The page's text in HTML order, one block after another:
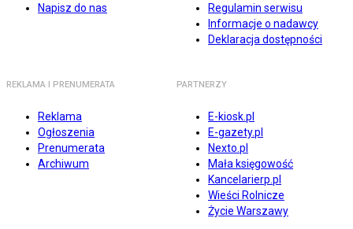
Napisz do nas
Regulamin serwisu
Informacje o nadawcy
Deklaracja dostępności
REKLAMA I PRENUMERATA
Reklama
Ogłoszenia
Prenumerata
Archiwum
PARTNERZY
E-kiosk.pl
E-gazety.pl
Nexto.pl
Mała księgowość
Kancelarierp.pl
Wieści Rolnicze
Życie Warszawy